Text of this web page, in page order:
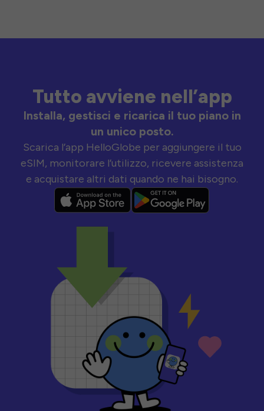
Tutto avviene nell’app
Installa, gestisci e ricarica il tuo piano in
un unico posto.
Scarica l’app HelloGlobe per aggiungere il tuo
eSIM, monitorare l’utilizzo, ricevere assistenza
e acquistare altri dati quando ne hai bisogno.